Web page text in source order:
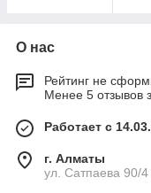
О нас
Рейтинг не
Менее 5 отзывов
Работает с
г. Алматы
ул. Сатпаева 90/